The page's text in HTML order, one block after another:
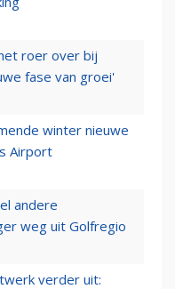
roer over bij
fase van groei'
winter nieuwe
Airport
andere
weg uit Golfregio
verder uit: